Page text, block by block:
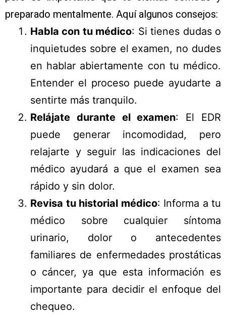
preparado mentalmente. Aquí algunos consejos:
Habla con tu médico: Si tienes dudas o
inquietudes sobre el examen, no dudes
en hablar abiertamente con tu médico.
Entender el proceso puede ayudarte a
sentirte más tranquilo.
Relájate durante el examen: El EDR
puede generar incomodidad, pero
relajarte y seguir las indicaciones del
médico ayudará a que el examen sea
rápido y sin dolor.
Revisa tu historial médico: Informa a tu
médico sobre cualquier síntoma
urinario, dolor o antecedentes
familiares de enfermedades prostáticas
o cáncer, ya que esta información es
importante para decidir el enfoque del
chequeo.